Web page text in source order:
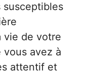
susceptibles
vie de votre
vous avez à
attentif et